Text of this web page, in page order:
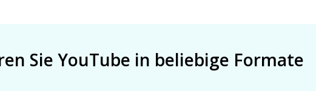
Sie YouTube in beliebige Formate